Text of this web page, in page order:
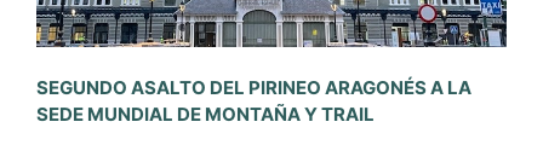
SEGUNDO ASALTO DEL PIRINEO ARAGONÉS A LA
SEDE MUNDIAL DE MONTAÑA Y TRAIL